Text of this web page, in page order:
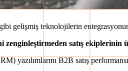
gelişmiş teknolojilerin
zenginleştirmeden satış ekiplerinin
B2B satış